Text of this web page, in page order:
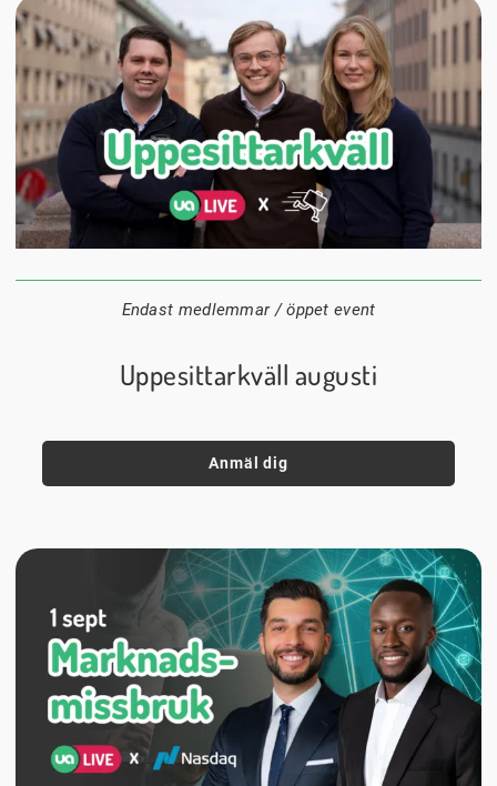
24 augusti
20:00
Endast medlemmar / öppet event
Uppesittarkväll augusti
Anmäl dig